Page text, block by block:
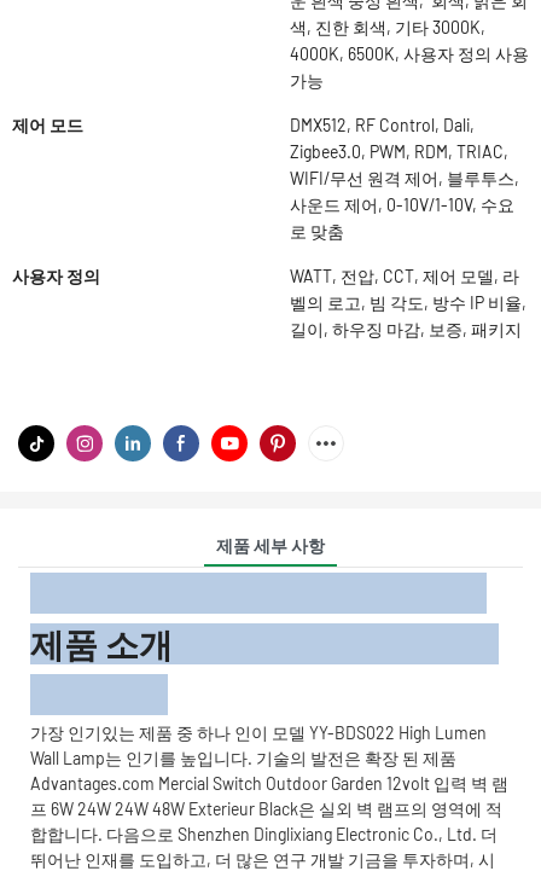
색, 진한 회색, 기타 3000K,
4000K, 6500K, 사용자 정의 사용
가능
제어 모드
DMX512, RF Control, Dali,
Zigbee3.0, PWM, RDM, TRIAC,
WIFI/무선 원격 제어, 블루투스,
사운드 제어, 0-10V/1-10V, 수요
로 맞춤
사용자 정의
WATT, 전압, CCT, 제어 모델, 라
벨의 로고, 빔 각도, 방수 IP 비율,
길이, 하우징 마감, 보증, 패키지
제품 세부 사항
제품 소개
가장 인기있는 제품 중 하나 인이 모델 YY-BDS022 High Lumen
Wall Lamp는 인기를 높입니다. 기술의 발전은 확장 된 제품
Advantages.com Mercial Switch Outdoor Garden 12volt 입력 벽 램
프 6W 24W 24W 48W Exterieur Black은 실외 벽 램프의 영역에 적
합합니다. 다음으로 Shenzhen Dinglixiang Electronic Co., Ltd. 더
뛰어난 인재를 도입하고, 더 많은 연구 개발 기금을 투자하며, 시